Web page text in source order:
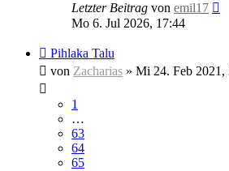
Letzter Beitrag von emil17
Mo 6. Jul 2026, 17:44
Pihlaka Talu
von Zacharias » Mi 24. Feb 2021,
1
…
63
64
65